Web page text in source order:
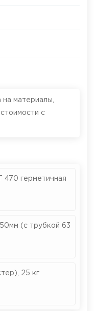
на материалы,
стоимости с
470 герметичная
(с трубкой 63
25 кг